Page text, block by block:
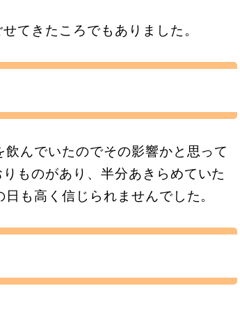
てきたころでもありました。
んでいたのでその影響かと思って
ものがあり、半分あきらめていた
も高く信じられませんでした。